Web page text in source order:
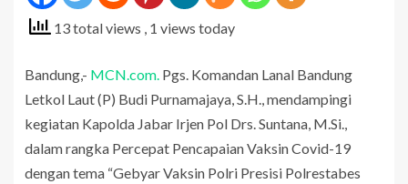
13 total views , 1 views today
Bandung,- MCN.com. Pgs. Komandan Lanal Bandung
Letkol Laut (P) Budi Purnamajaya, S.H., mendampingi
kegiatan Kapolda Jabar Irjen Pol Drs. Suntana, M.Si.,
dalam rangka Percepat Pencapaian Vaksin Covid-19
dengan tema “Gebyar Vaksin Polri Presisi Polrestabes